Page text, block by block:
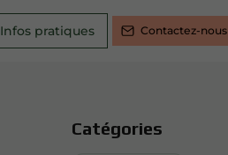
Infos pratiques Contactez-nous
Catégories